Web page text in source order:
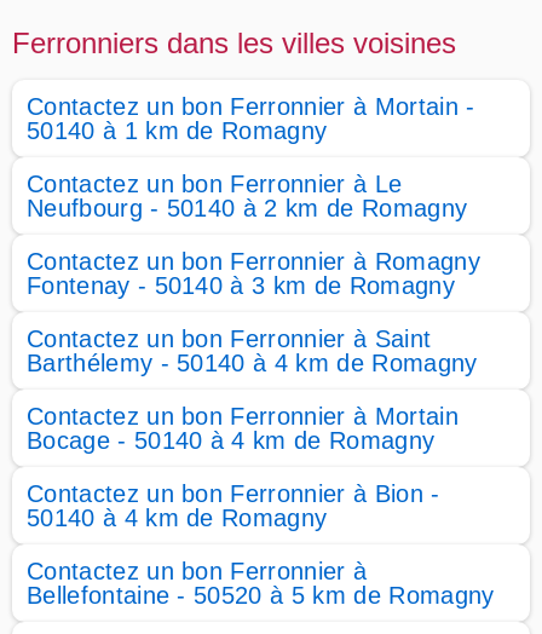
Ferronniers dans les villes voisines
Contactez un bon Ferronnier à Mortain -
50140 à 1 km de Romagny
Contactez un bon Ferronnier à Le
Neufbourg - 50140 à 2 km de Romagny
Contactez un bon Ferronnier à Romagny
Fontenay - 50140 à 3 km de Romagny
Contactez un bon Ferronnier à Saint
Barthélemy - 50140 à 4 km de Romagny
Contactez un bon Ferronnier à Mortain
Bocage - 50140 à 4 km de Romagny
Contactez un bon Ferronnier à Bion -
50140 à 4 km de Romagny
Contactez un bon Ferronnier à
Bellefontaine - 50520 à 5 km de Romagny